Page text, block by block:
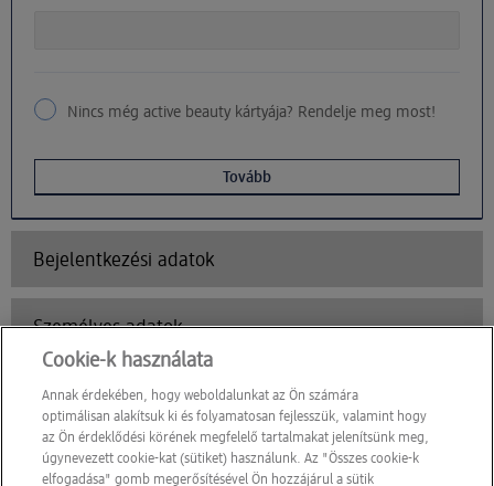
Nincs még active beauty kártyája? Rendelje meg most!
Tovább
Bejelentkezési adatok
Személyes adatok
Személyre szabott kedvezmények
Cookie-k használata
Annak érdekében, hogy weboldalunkat az Ön számára
optimálisan alakítsuk ki és folyamatosan fejlesszük, valamint hogy
az Ön érdeklődési körének megfelelő tartalmakat jelenítsünk meg,
úgynevezett cookie-kat (sütiket) használunk. Az "Összes cookie-k
elfogadása" gomb megerősítésével Ön hozzájárul a sütik